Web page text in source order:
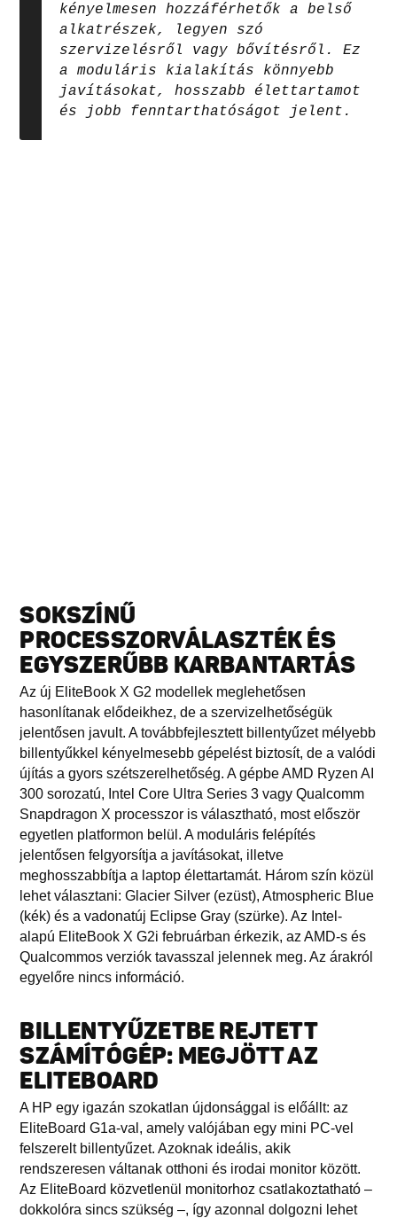
kényelmesen hozzáférhetők a belső
alkatrészek, legyen szó
szervizelésről vagy bővítésről. Ez
a moduláris kialakítás könnyebb
javításokat, hosszabb élettartamot
és jobb fenntarthatóságot jelent.
SOKSZÍNŰ
PROCESSZORVÁLASZTÉK ÉS
EGYSZERŰBB KARBANTARTÁS
Az új EliteBook X G2 modellek meglehetősen
hasonlítanak elődeikhez, de a szervizelhetőségük
jelentősen javult. A továbbfejlesztett billentyűzet mélyebb
billentyűkkel kényelmesebb gépelést biztosít, de a valódi
újítás a gyors szétszerelhetőség. A gépbe AMD Ryzen AI
300 sorozatú, Intel Core Ultra Series 3 vagy Qualcomm
Snapdragon X processzor is választható, most először
egyetlen platformon belül. A moduláris felépítés
jelentősen felgyorsítja a javításokat, illetve
meghosszabbítja a laptop élettartamát. Három szín közül
lehet választani: Glacier Silver (ezüst), Atmospheric Blue
(kék) és a vadonatúj Eclipse Gray (szürke). Az Intel-
alapú EliteBook X G2i februárban érkezik, az AMD-s és
Qualcommos verziók tavasszal jelennek meg. Az árakról
egyelőre nincs információ.
BILLENTYŰZETBE REJTETT
SZÁMÍTÓGÉP: MEGJÖTT AZ
ELITEBOARD
A HP egy igazán szokatlan újdonsággal is előállt: az
EliteBoard G1a-val, amely valójában egy mini PC-vel
felszerelt billentyűzet. Azoknak ideális, akik
rendszeresen váltanak otthoni és irodai monitor között.
Az EliteBoard közvetlenül monitorhoz csatlakoztatható –
dokkolóra sincs szükség –, így azonnal dolgozni lehet